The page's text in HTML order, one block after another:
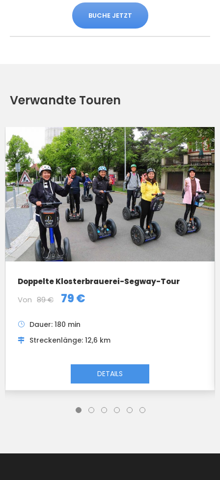
BUCHE JETZT
Verwandte Touren
Doppelte Klosterbrauerei-Segway-Tour
Von 89 € 79 €
Dauer: 180 min
Streckenlänge: 12,6 km
DETAILS